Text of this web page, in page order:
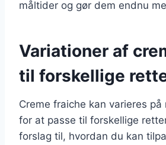
måltider og gør dem endnu
Variationer af
til forskellige
Creme fraiche kan varieres på
for at passe til forskellige
forslag til, hvordan du kan